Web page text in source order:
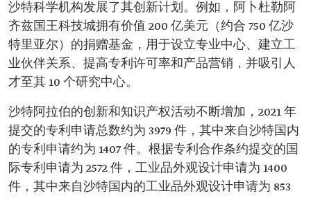
沙特科学机构发展了其创新计划。例如，阿卜杜勒阿
齐兹国王科技城拥有价值 200 亿美元（约合 750 亿沙
特里亚尔）的捐赠基金，用于设立专业中心、建立工
业伙伴关系、提高专利许可率和产品营销，并吸引人
才至其 10 个研究中心。
沙特阿拉伯的创新和知识产权活动不断增加，2021 年
提交的专利申请总数约为 3979 件，其中来自沙特国内
的专利申请约为 1407 件。根据专利合作条约提交的国
际专利申请为 2572 件，工业品外观设计申请为 1400
件，其中来自沙特国内的工业品外观设计申请为 853